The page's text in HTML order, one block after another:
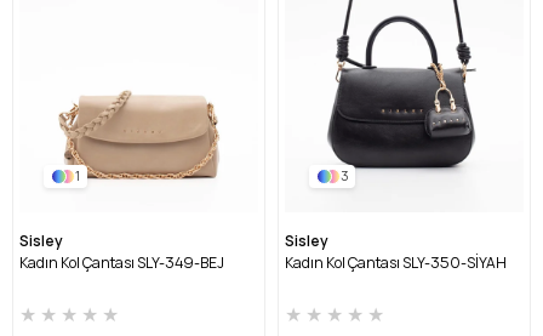
1
Sisley
Kadın Kol Çantası SLY-349-BEJ
★ ★ ★ ★ ★
3
Sisley
Kadın Kol Çantası SLY-350-SİYAH
★ ★ ★ ★ ★